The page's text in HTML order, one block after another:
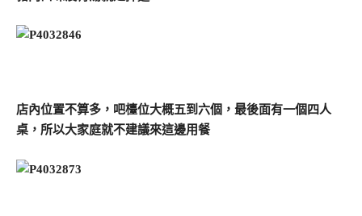
店內位置不算多，吧檯位大概五到六個，最後面有一個四人
桌，所以大家庭就不建議來這邊用餐